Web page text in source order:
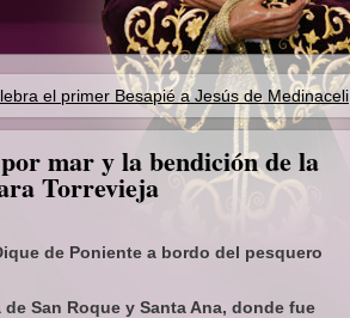
el primer Besapié a Jesús de Medinaceli
mar y la bendición de la
Torrevieja
de Poniente a bordo del pesquero
San Roque y Santa Ana, donde fue